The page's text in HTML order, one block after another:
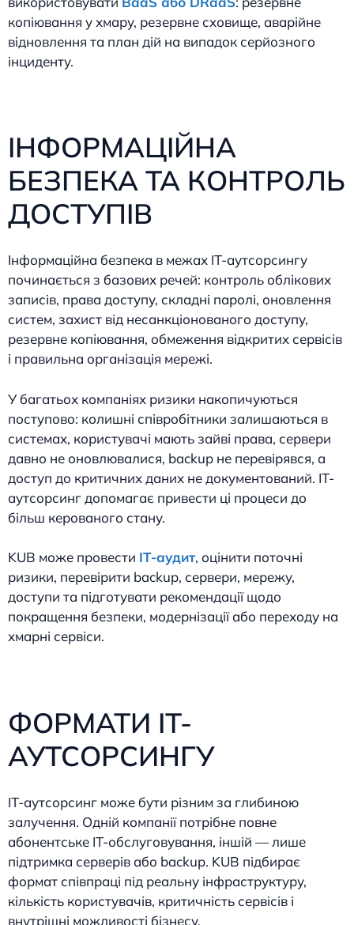
копіювання у хмару, резервне сховище, аварійне
відновлення та план дій на випадок серйозного
інциденту.
ІНФОРМАЦІЙНА
БЕЗПЕКА ТА КОНТРОЛЬ
ДОСТУПІВ
Інформаційна безпека в межах IT-аутсорсингу
починається з базових речей: контроль облікових
записів, права доступу, складні паролі, оновлення
систем, захист від несанкціонованого доступу,
резервне копіювання, обмеження відкритих сервісів
і правильна організація мережі.
У багатьох компаніях ризики накопичуються
поступово: колишні співробітники залишаються в
системах, користувачі мають зайві права, сервери
давно не оновлювалися, backup не перевірявся, а
доступ до критичних даних не документований. IT-
аутсорсинг допомагає привести ці процеси до
більш керованого стану.
KUB може провести IT-аудит, оцінити поточні
ризики, перевірити backup, сервери, мережу,
доступи та підготувати рекомендації щодо
покращення безпеки, модернізації або переходу на
хмарні сервіси.
ФОРМАТИ IT-
АУТСОРСИНГУ
IT-аутсорсинг може бути різним за глибиною
залучення. Одній компанії потрібне повне
абонентське IT-обслуговування, іншій — лише
підтримка серверів або backup. KUB підбирає
формат співпраці під реальну інфраструктуру,
кількість користувачів, критичність сервісів і
внутрішні можливості бізнесу.